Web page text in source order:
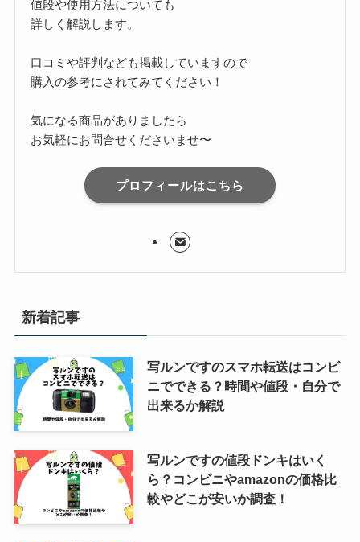
値段や使用方法についても
詳しく解説します。
口コミや評判なども掲載していますので
購入の参考にされてみてください！
気になる商品がありましたら
お気軽にお問合せくださいませ〜
プロフィールはこちら
新着記事
写ルンですのスマホ転送はコンビ
ニでできる？時間や値段・自分で
出来るか解説
写ルンですの値段ドンキはいく
ら？コンビニやamazonの価格比
較やどこが安いか調査！